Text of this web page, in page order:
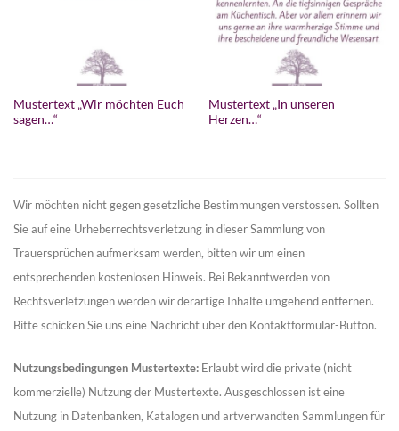
Mustertext „Wir möchten Euch
sagen…“
Mustertext „In unseren
Herzen…“
Wir möchten nicht gegen gesetzliche Bestimmungen verstossen. Sollten
Sie auf eine Urheberrechtsverletzung in dieser Sammlung von
Trauersprüchen aufmerksam werden, bitten wir um einen
entsprechenden kostenlosen Hinweis. Bei Bekanntwerden von
Rechtsverletzungen werden wir derartige Inhalte umgehend entfernen.
Bitte schicken Sie uns eine Nachricht über den Kontaktformular-Button.
Nutzungsbedingungen Mustertexte: Erlaubt wird die private (nicht
kommerzielle) Nutzung der Mustertexte. Ausgeschlossen ist eine
Nutzung in Datenbanken, Katalogen und artverwandten Sammlungen für